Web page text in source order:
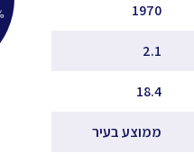
1970
2.1
18.4
ממוצע בעיר